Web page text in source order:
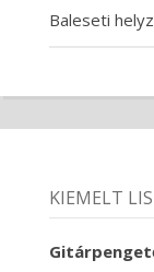
Baleseti
KIEMELT